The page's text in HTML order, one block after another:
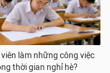
làm những công việc
thời gian nghỉ hè?